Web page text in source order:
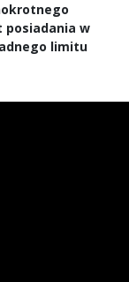
posiadania w
limitu